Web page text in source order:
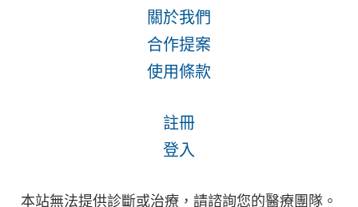
關於我們
合作提案
使用條款
註冊
登入
本站無法提供診斷或治療，請諮詢您的醫療團隊。